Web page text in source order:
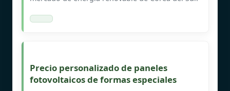
Precio personalizado de paneles
fotovoltaicos de formas especiales